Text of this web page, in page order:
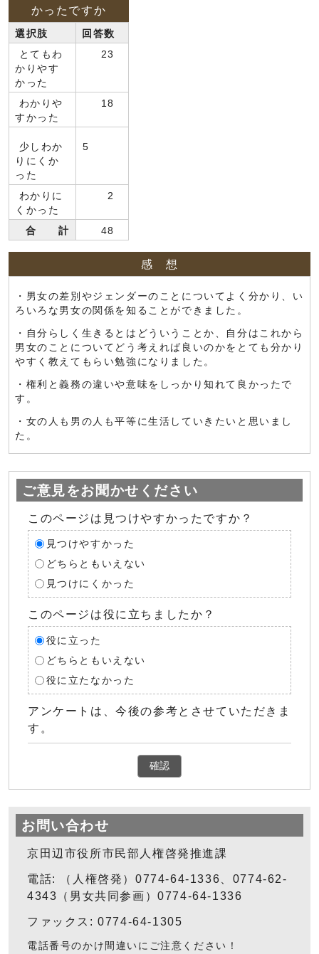
かったですか
選択肢
回答数
とてもわ
かりやす
かった
23
わかりや
すかった
18
少しわか
りにくか
った
5
わかりに
くかった
2
合 計 48
感 想
・男女の差別やジェンダーのことについてよく分かり、い
ろいろな男女の関係を知ることができました。
・自分らしく生きるとはどういうことか、自分はこれから
男女のことについてどう考えれば良いのかをとても分かり
やすく教えてもらい勉強になりました。
・権利と義務の違いや意味をしっかり知れて良かったで
す。
・女の人も男の人も平等に生活していきたいと思いまし
た。
ご意見をお聞かせください
このページは見つけやすかったですか？
見つけやすかった
どちらともいえない
見つけにくかった
このページは役に立ちましたか？
役に立った
どちらともいえない
役に立たなかった
アンケートは、今後の参考とさせていただきま
す。
確認
お問い合わせ
京田辺市役所市民部人権啓発推進課
電話: （人権啓発）0774-64-1336、0774-62-
4343（男女共同参画）0774-64-1336
ファックス: 0774-64-1305
電話番号のかけ間違いにご注意ください！